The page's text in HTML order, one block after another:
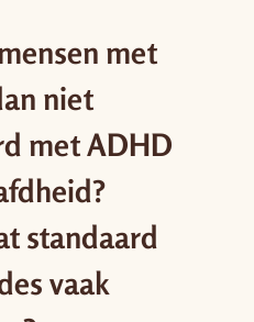
met
niet
met ADHD
standaard
vaak